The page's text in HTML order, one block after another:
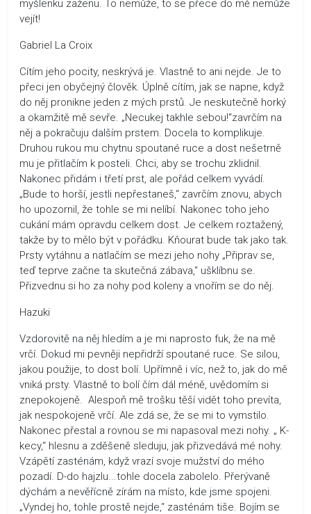
myšlenku zaženu. To nemůže, to se přece do mě nemůže
vejít!
Gabriel La Croix
Cítím jeho pocity, neskrývá je. Vlastně to ani nejde. Je to
přeci jen obyčejný člověk. Úplně cítím, jak se napne, když
do něj pronikne jeden z mých prstů. Je neskutečně horký
a okamžitě mě sevře. „Necukej takhle sebou!“zavrčím na
něj a pokračuju dalším prstem. Docela to komplikuje.
Druhou rukou mu chytnu spoutané ruce a dost nešetrně
mu je přitlačím k posteli. Chci, aby se trochu zklidnil.
Nakonec přidám i třetí prst, ale pořád celkem vyvádí.
„Bude to horší, jestli nepřestaneš,“ zavrčím znovu, abych
ho upozornil, že tohle se mi nelíbí. Nakonec toho jeho
cukání mám opravdu celkem dost. Je celkem roztažený,
takže by to mělo být v pořádku. Kňourat bude tak jako tak.
Prsty vytáhnu a natlačím se mezi jeho nohy „Připrav se,
teď teprve začne ta skutečná zábava,“ ušklíbnu se.
Přizvednu si ho za nohy pod koleny a vnořím se do něj.
Hazuki
Vzdorovitě na něj hledím a je mi naprosto fuk, že na mě
vrčí. Dokud mi pevněji nepřidrží spoutané ruce. Se silou,
jakou použije, to dost bolí. Upřímně i víc, než to, jak do mě
vniká prsty. Vlastně to bolí čím dál méně, uvědomím si
znepokojeně. Alespoň mě trošku těší vidět toho prevíta,
jak nespokojeně vrčí. Ale zdá se, že se mi to vymstilo.
Nakonec přestal a rovnou se mi napasoval mezi nohy. „ K-
kecy,“ hlesnu a zděšeně sleduju, jak přizvedává mé nohy.
Vzápětí zasténám, když vrazí svoje mužství do mého
pozadí. D-do hajzlu...tohle docela zabolelo. Přerývaně
dýchám a nevěřícně zírám na místo, kde jsme spojeni.
„Vyndej ho, tohle prostě nejde,“ zasténám tiše. Bojím se